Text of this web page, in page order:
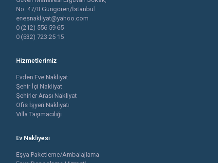
No: 47/B Güngören/İstanbul
enesnakliyat@yahoo.com
0 (212) 556 59 65
0 (532) 723 25 15
Hizmetlerimiz
Evden Eve Nakliyat
Şehir İçi Nakliyat
Şehirler Arası Nakliyat
Ofis İşyeri Nakliyatı
Villa Taşımacılığı
Ev Nakliyesi
Eşya Paketleme/Ambalajlama